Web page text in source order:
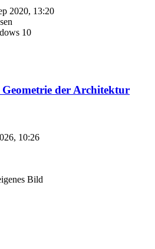
2020, 13:20
10
der Architektur
10:26
Bild